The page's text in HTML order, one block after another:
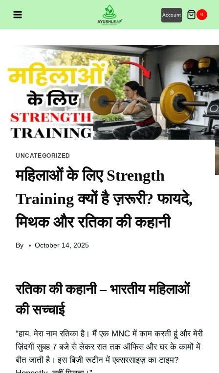
Account 0
UNCATEGORIZED
महिलाओं के लिए Strength
Training क्यों है ज़रूरी? फायदे,
मिथक और रतिका की कहानी
By October 14, 2025
रतिका की कहानी – भारतीय महिलाओं
की सच्चाई
“हाय, मेरा नाम रतिका है। मैं एक MNC में काम करती हूं और मेरी
ज़िंदगी सुबह 7 बजे से लेकर रात तक ऑफिस और घर के कामों में
बीत जाती है। इस बिज़ी रूटीन में एक्सरसाइज़ का टाइम?